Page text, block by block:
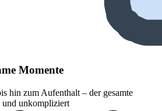
Momente
hin zum Aufenthalt – der gesamte
und unkompliziert